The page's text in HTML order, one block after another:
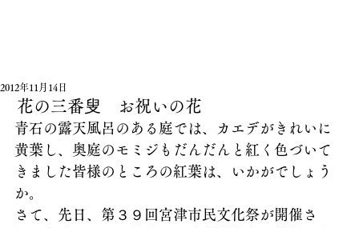
花の三番叟 お祝いの花
2012年11月14日
青石の露天風呂のある庭では、カエデがきれいに
黄葉し、奥庭のモミジもだんだんと紅く色づいて
きました皆様のところの紅葉は、いかがでしょう
か。
さて、先日、第３９回宮津市民文化祭が開催さ